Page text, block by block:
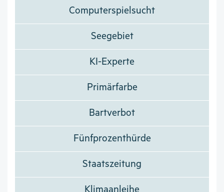
Computerspielsucht
Seegebiet
KI-Experte
Primärfarbe
Bartverbot
Fünfprozenthürde
Staatszeitung